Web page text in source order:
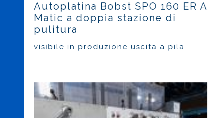
Autoplatina Bobst SPO 160 ER A
Matic a doppia stazione di
pulitura
visibile in produzione uscita a pila